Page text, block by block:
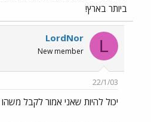
ביותר בארץ!
L
LordNor
New member
22/1/03
יכול להיות שאני אמור לקבל משהו